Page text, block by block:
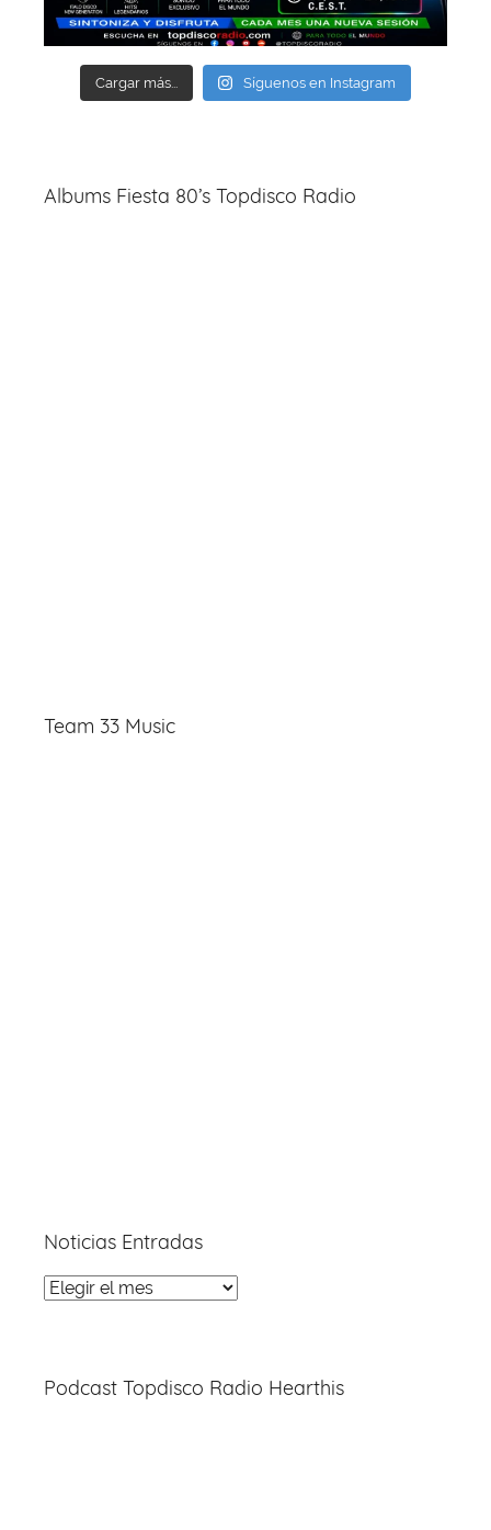
Cargar más... Síguenos en Instagram
Albums Fiesta 80’s Topdisco Radio
Team 33 Music
Noticias Entradas
Noticias
Podcast Topdisco Radio Hearthis